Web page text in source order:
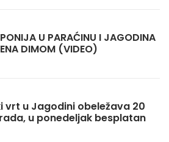
U PARAĆINU I JAGODINA
DIMOM (VIDEO)
vrt u Jagodini obeležava 20
u ponedeljak besplatan